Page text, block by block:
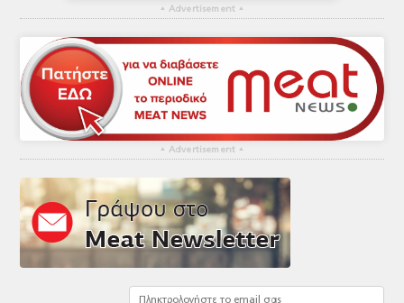
▴ Advertisement ▴
▴ Advertisement ▴